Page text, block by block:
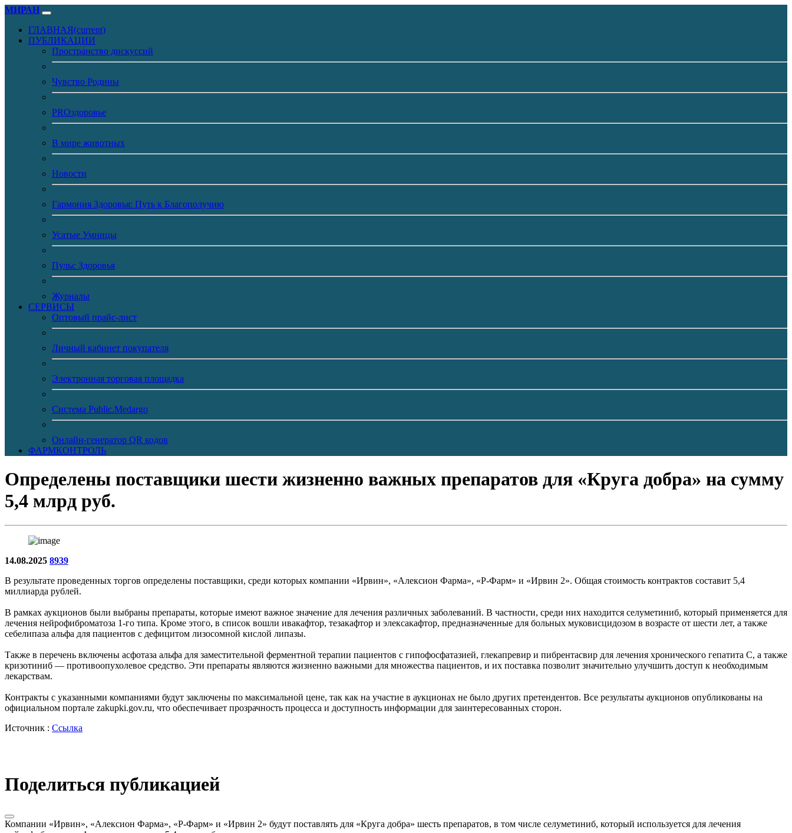
МИРАН
ГЛАВНАЯ(current)
ПУБЛИКАЦИИ
Пространство дискуссий
Чувство Родины
PROздоровье
В мире животных
Новости
Гармония Здоровья: Путь к Благополучию
Усатые Умницы
Пульс Здоровья
Журналы
CЕРВИСЫ
Оптовый прайс-лист
Личный кабинет покупателя
Электронная торговая площадка
Система Public.Medargo
Онлайн-генератор QR кодов
ФАРМКОНТРОЛЬ
Определены поставщики шести жизненно важных препаратов для «Круга добра» на сумму
5,4 млрд руб.
14.08.2025 8939
В результате проведенных торгов определены поставщики, среди которых компании «Ирвин», «Алексион Фарма», «Р-Фарм» и «Ирвин 2». Общая стоимость контрактов составит 5,4
миллиарда рублей.
В рамках аукционов были выбраны препараты, которые имеют важное значение для лечения различных заболеваний. В частности, среди них находится селуметиниб, который применяется для
лечения нейрофиброматоза 1-го типа. Кроме этого, в список вошли ивакафтор, тезакафтор и элексакафтор, предназначенные для больных муковисцидозом в возрасте от шести лет, а также
себелипаза альфа для пациентов с дефицитом лизосомной кислой липазы.
Также в перечень включены асфотаза альфа для заместительной ферментной терапии пациентов с гипофосфатазией, глекапревир и пибрентасвир для лечения хронического гепатита С, а также
кризотиниб — противоопухолевое средство. Эти препараты являются жизненно важными для множества пациентов, и их поставка позволит значительно улучшить доступ к необходимым
лекарствам.
Контракты с указанными компаниями будут заключены по максимальной цене, так как на участие в аукционах не было других претендентов. Все результаты аукционов опубликованы на
официальном портале zakupki.gov.ru, что обеспечивает прозрачность процесса и доступность информации для заинтересованных сторон.
Источник : Ссылка
Поделиться публикацией
Компании «Ирвин», «Алексион Фарма», «Р-Фарм» и «Ирвин 2» будут поставлять для «Круга добра» шесть препаратов, в том числе селуметиниб, который используется для лечения